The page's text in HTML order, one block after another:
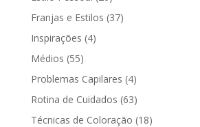
Franjas e Estilos (37)
Inspirações (4)
Médios (55)
Problemas Capilares (4)
Rotina de Cuidados (63)
Técnicas de Coloração (18)